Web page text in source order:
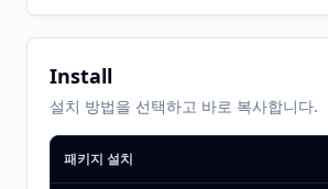
Install
설치 방법을 선택하고 바로 복사합니다.
패키지 설치